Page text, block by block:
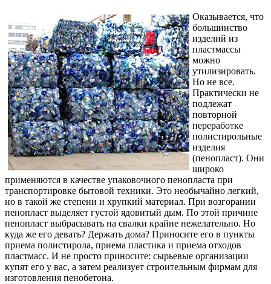
Оказывается, что
большинство
изделий из
пластмассы
можно
утилизировать.
Но не все.
Практически не
подлежат
повторной
переработке
полистирольные
изделия
(пенопласт). Они
широко
применяются в качестве упаковочного пенопласта при
транспортировке бытовой техники. Это необычайно легкий,
но в такой же степени и хрупкий материал. При возгорании
пенопласт выделяет густой ядовитый дым. По этой причине
пенопласт выбрасывать на свалки крайне нежелательно. Но
куда же его девать? Держать дома? Приносите его в пункты
приема полистирола, приема пластика и приема отходов
пластмасс. И не просто приносите: сырьевые организации
купят его у вас, а затем реализует строительным фирмам для
изготовления пенобетона.